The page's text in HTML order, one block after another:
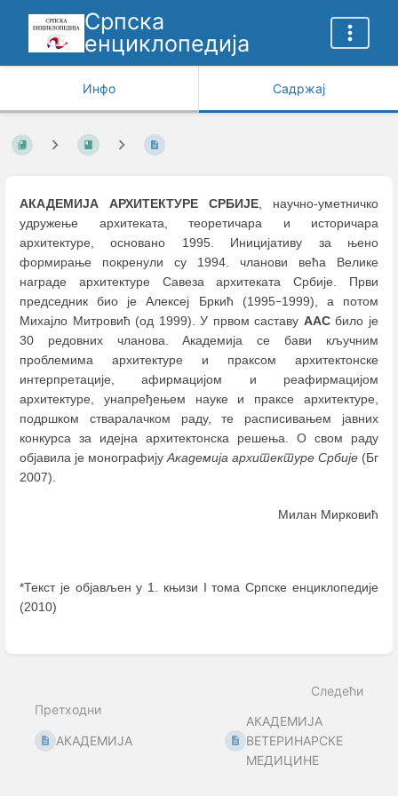
Српска
енциклопедија
Инфо Садржај
АКАДЕМИЈА АРХИТЕКТУРЕ СРБИЈЕ, научно-уметничко
удружење архитеката, теоретичара и историчара
архитектуре, основано 1995. Иницијативу за њено
формирање покренули су 1994. чланови већа Велике
награде архитектуре Савеза архитеката Србије. Први
председник био је Алексеј Бркић (1995–1999), а потом
Михајло Митровић (од 1999). У првом саставу ААСбило је
30 редовних чланова. Академија се бави кључним
проблемима архитектуре и праксом архитектонске
интерпретације, афирмацијом и реафирмацијом
архитектуре, унапређењем науке и праксе архитектуре,
подршком стваралачком раду, те расписивањем јавних
конкурса за идејна архитектонска решења. О свом раду
објавила је монографијуАкадемија архитектуре Србије (Бг
2007).
Милан Мирковић
*Текст је објављен у 1. књизи I тома Српске енциклопедије
(2010)
section
Претходни
АКАДЕМИЈА
Следећи
АКАДЕМИЈА
ВЕТЕРИНАРСКЕ
МЕДИЦИНЕ